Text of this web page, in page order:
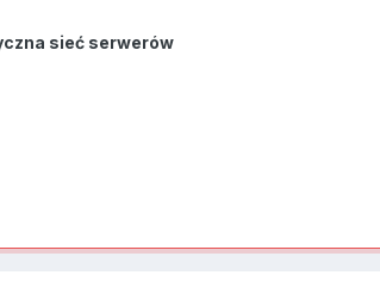
sieć serwerów